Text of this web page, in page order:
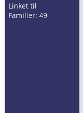
Linket til
Familier: 49